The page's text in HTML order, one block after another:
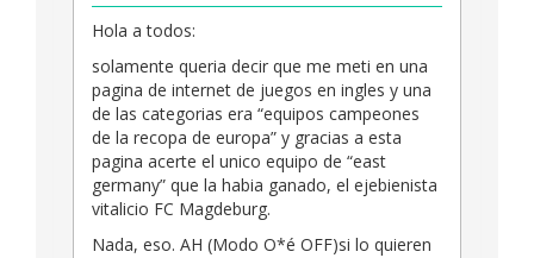
Hola a todos:
solamente queria decir que me meti en una
pagina de internet de juegos en ingles y una
de las categorias era “equipos campeones
de la recopa de europa” y gracias a esta
pagina acerte el unico equipo de “east
germany” que la habia ganado, el ejebienista
vitalicio FC Magdeburg.
Nada, eso. AH (Modo O*é OFF)si lo quieren